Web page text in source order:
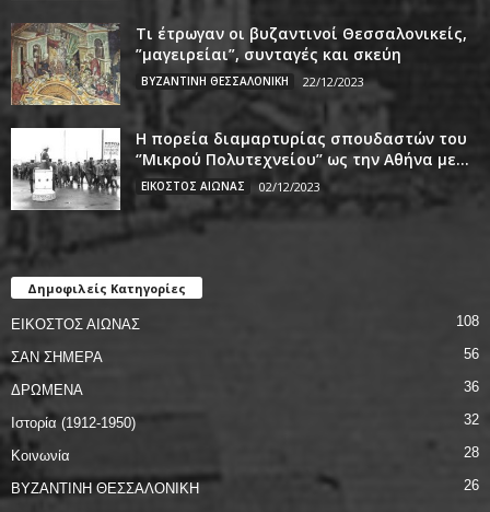
Τι έτρωγαν οι βυζαντινοί Θεσσαλονικείς,
”μαγειρείαι”, συνταγές και σκεύη
ΒΥΖΑΝΤΙΝΗ ΘΕΣΣΑΛΟΝΙΚΗ 22/12/2023
Η πορεία διαμαρτυρίας σπουδαστών του
‘’Μικρού Πολυτεχνείου’’ ως την Αθήνα με...
ΕΙΚΟΣΤΟΣ ΑΙΩΝΑΣ 02/12/2023
Δημοφιλείς Κατηγορίες
ΕΙΚΟΣΤΟΣ ΑΙΩΝΑΣ 108
ΣΑΝ ΣΗΜΕΡΑ 56
ΔΡΩΜΕΝΑ 36
Ιστορία (1912-1950) 32
Κοινωνία 28
ΒΥΖΑΝΤΙΝΗ ΘΕΣΣΑΛΟΝΙΚΗ
26